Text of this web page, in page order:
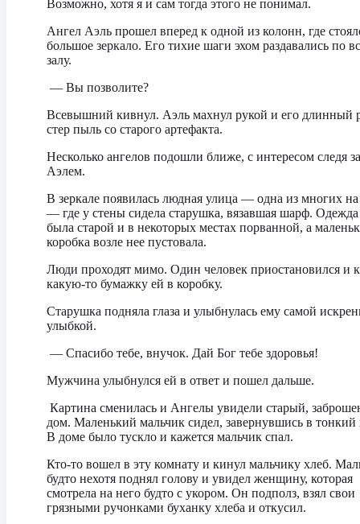
Возможно, хотя я и сам тогда этого не понимал.
Ангел Аэль прошел вперед к одной из колонн, где
большое зеркало. Его тихие шаги эхом раздавались по
залу.
— Вы позволите?
Всевышний кивнул. Аэль махнул рукой и его длинный
стер пыль со старого артефакта.
Несколько ангелов подошли ближе, с интересом следя за
Аэлем.
В зеркале появилась людная улица — одна из многих на
— где у стены сидела старушка, вязавшая шарф. Одежда
была старой и в некоторых местах порванной, а
коробка возле нее пустовала.
Люди проходят мимо. Один человек приостановился и
какую-то бумажку ей в коробку.
Старушка подняла глаза и улыбнулась ему самой
улыбкой.
— Спасибо тебе, внучок. Дай Бог тебе здоровья!
Мужчина улыбнулся ей в ответ и пошел дальше.
Картина сменилась и Ангелы увидели старый,
дом. Маленький мальчик сидел, завернувшись в тонкий
В доме было тускло и кажется мальчик спал.
Кто-то вошел в эту комнату и кинул мальчику хлеб.
будто нехотя поднял голову и увидел женщину, которая
смотрела на него будто с укором. Он подполз, взял свои
грязными ручонками буханку хлеба и откусил.